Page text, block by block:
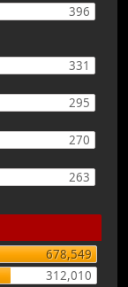
396
331
295
270
263
678,549
312,010